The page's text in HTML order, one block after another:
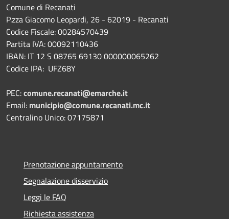
Comune di Recanati
P.zza Giacomo Leopardi, 26 - 62019 - Recanati
Codice Fiscale: 00284570439
Partita IVA: 00092110436
IBAN: IT 12 S 08765 69130 000000065262
Codice IPA: UFZ68Y
PEC:comune.recanati@emarche.it
Email: municipio@comune.recanati.mc.it
Centralino Unico: 07175871
Prenotazione appuntamento
Segnalazione disservizio
Leggi le FAQ
Richiesta assistenza